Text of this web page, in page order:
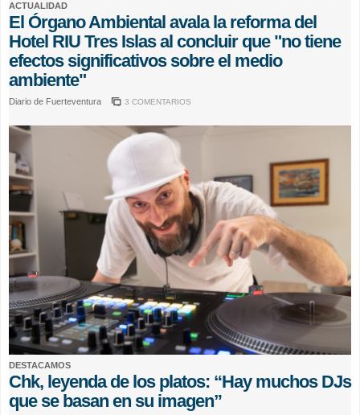
ACTUALIDAD
El Órgano Ambiental avala la reforma del
Hotel RIU Tres Islas al concluir que "no tiene
efectos significativos sobre el medio
ambiente"
Diario de Fuerteventura 3 COMENTARIOS
DESTACAMOS
Chk, leyenda de los platos: “Hay muchos DJs
que se basan en su imagen”